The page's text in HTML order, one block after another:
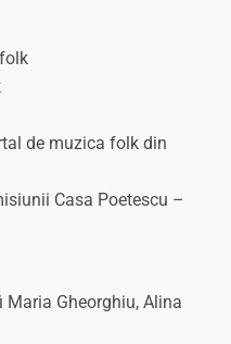
de muzica folk din
Casa Poetescu –
Gheorghiu, Alina